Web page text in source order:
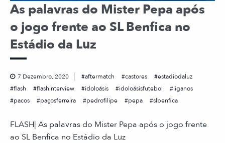
As palavras do Mister Pepa após
o jogo frente ao SL Benfica no
Estádio da Luz
7 Dezembro, 2020 aftermatch castores
estadiodaluz
flash
flashinterview idoloásis idoloásisfutebol
liganos
pacos
paçosferreira pedrofilipe pepa slbenfica
FLASH| As palavras do Mister Pepa após o jogo frente
ao SL Benfica no Estádio da Luz